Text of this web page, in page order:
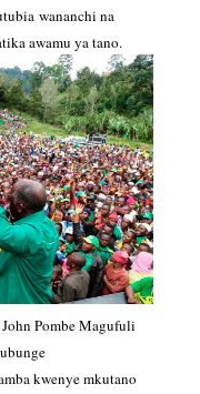
wananchi na
awamu ya tano.
Pombe Magufuli
kwenye mkutano